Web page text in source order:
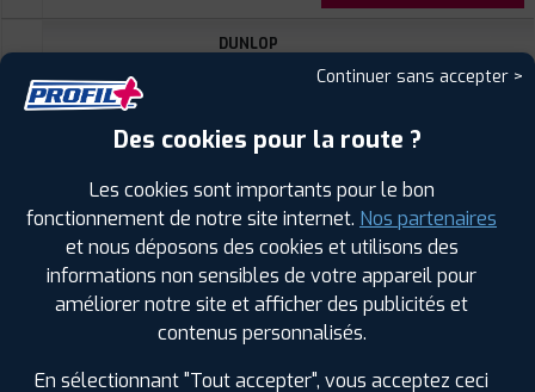
DUNLOP
SP SPORT MAXX GT
275/35 ZR 20 102Y
Été
ⓘ D B B 72
Prix unitaire
236.90
FAIRE INSTALLER CE
Continuer sans accepter >
Des cookies pour la route ?
Les cookies sont importants pour le bon
fonctionnement de notre site internet. Nos partenaires
et nous déposons des cookies et utilisons des
informations non sensibles de votre appareil pour
améliorer notre site et afficher des publicités et
contenus personnalisés.
En sélectionnant "Tout accepter", vous acceptez ceci